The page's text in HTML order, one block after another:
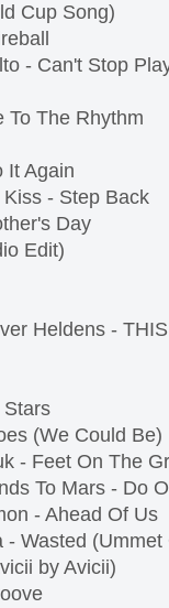
Cup Song)
- Can't Stop
To The Rhythm
It Again
- Step Back
Day
Edit)
Heldens - THIS
Stars
(We Could Be)
- Feet On The
To Mars - Do
- Ahead Of Us
Wasted
by Avicii)